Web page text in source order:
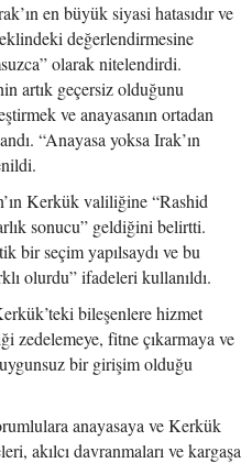
en büyük siyasi hatasıdır ve
değerlendirmesine
olarak nitelendirdi.
artık geçersiz olduğunu
ve anayasanın ortadan
“Anayasa yoksa Irak’ın
Kerkük valiliğine “Rashid
sonucu” geldiğini belirtti.
bir seçim yapılsaydı ve bu
olurdu” ifadeleri kullanıldı.
bileşenlere hizmet
zedelemeye, fitne çıkarmaya ve
bir girişim olduğu
anayasaya ve Kerkük
akılcı davranmaları ve kargaşa